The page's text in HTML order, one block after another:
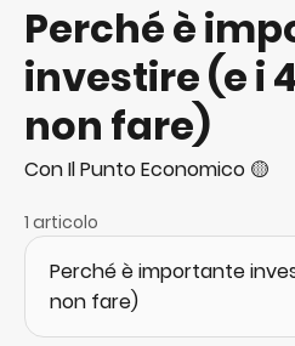
Perché è
investire (e i
non fare)
Con Il Punto Economico 🟡
1 articolo
Perché è importante
non fare)